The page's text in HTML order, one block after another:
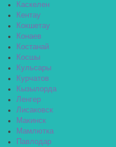
Каскелен
Кентау
Кокшетау
Конаев
Костанай
Косшы
Кульсары
Курчатов
Кызылорда
Ленгер
Лисаковск
Макинск
Мамлютка
Павлодар